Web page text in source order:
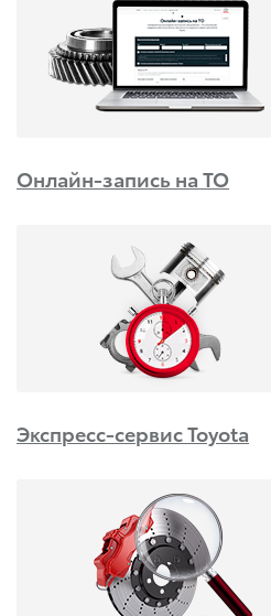
Онлайн-запись на ТО
Экспресс-сервис Toyota